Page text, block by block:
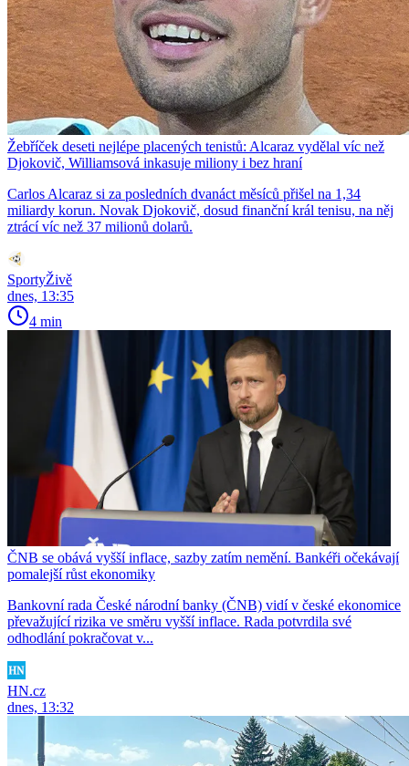
Žebříček deseti nejlépe placených tenistů: Alcaraz vydělal víc než
Djokovič, Williamsová inkasuje miliony i bez hraní
Carlos Alcaraz si za posledních dvanáct měsíců přišel na 1,34
miliardy korun. Novak Djokovič, dosud finanční král tenisu, na něj
ztrácí víc než 37 milionů dolarů.
SportyŽivě
dnes, 13:35
4 min
ČNB se obává vyšší inflace, sazby zatím nemění. Bankéři očekávají
pomalejší růst ekonomiky
Bankovní rada České národní banky (ČNB) vidí v české ekonomice
převažující rizika ve směru vyšší inflace. Rada potvrdila své
odhodlání pokračovat v...
HN.cz
dnes, 13:32